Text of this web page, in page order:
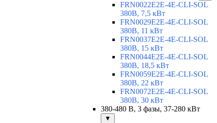
FRN0022E2E-4E-CLI-SOL
380В, 7,5 кВт
FRN0029E2E-4E-CLI-SOL
380В, 11 кВт
FRN0037E2E-4E-CLI-SOL
380В, 15 кВт
FRN0044E2E-4E-CLI-SOL
380В, 18,5 кВт
FRN0059E2E-4E-CLI-SOL
380В, 22 кВт
FRN0072E2E-4E-CLI-SOL
380В, 30 кВт
380-480 В, 3 фазы, 37-280 кВт
▼